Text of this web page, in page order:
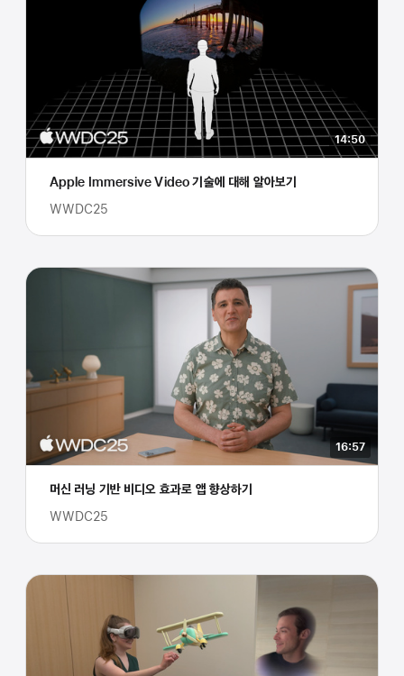
14:50
Apple Immersive Video 기술에 대해 알아보기
WWDC25
16:57
머신 러닝 기반 비디오 효과로 앱 향상하기
WWDC25